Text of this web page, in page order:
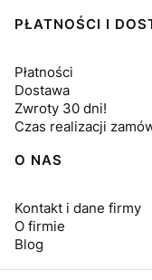
PŁATNOŚCI I
Płatności
Dostawa
Zwroty 30 dni!
Czas realizacji
O NAS
Kontakt i dane firmy
O firmie
Blog